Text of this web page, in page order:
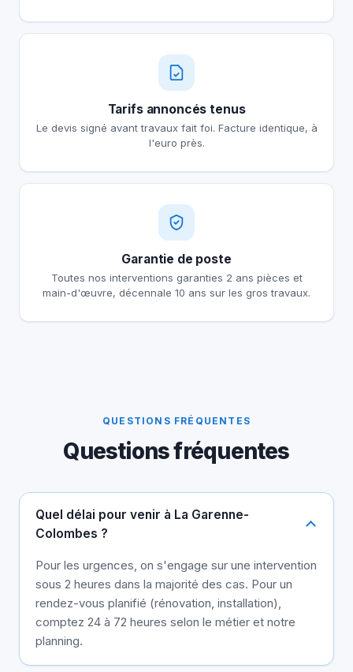
Tarifs annoncés tenus
Le devis signé avant travaux fait foi. Facture identique, à
l'euro près.
Garantie de poste
Toutes nos interventions garanties 2 ans pièces et
main-d'œuvre, décennale 10 ans sur les gros travaux.
QUESTIONS FRÉQUENTES
Questions fréquentes
Quel délai pour venir à La Garenne-
Colombes ?
Pour les urgences, on s'engage sur une intervention
sous 2 heures dans la majorité des cas. Pour un
rendez-vous planifié (rénovation, installation),
comptez 24 à 72 heures selon le métier et notre
planning.